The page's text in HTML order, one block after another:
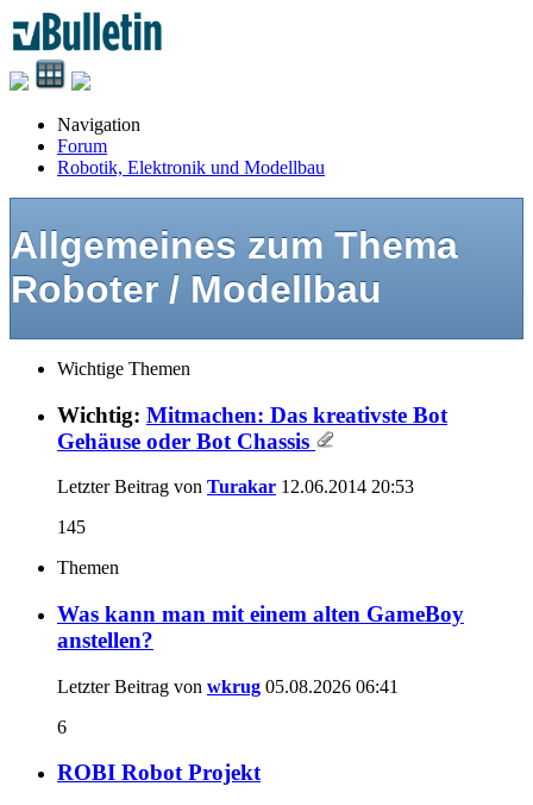
Navigation
Forum
Robotik, Elektronik und Modellbau
Allgemeines zum Thema
Roboter / Modellbau
Wichtige Themen
Wichtig: Mitmachen: Das kreativste Bot
Gehäuse oder Bot Chassis
Letzter Beitrag von Turakar 12.06.2014 20:53
145
Themen
Was kann man mit einem alten GameBoy
anstellen?
Letzter Beitrag von wkrug 05.08.2026 06:41
6
ROBI Robot Projekt